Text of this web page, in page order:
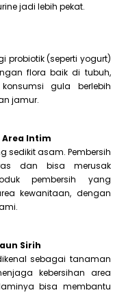
jadi lebih pekat.
probiotik (seperti yogurt)
flora baik di tubuh,
gula berlebih
jamur.
Area Intim
sedikit asam. Pembersih
dan bisa merusak
pembersih yang
kewanitaan, dengan
Sirih
sebagai tanaman
kebersihan area
bisa membantu